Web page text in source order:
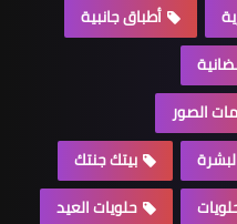
أطباق جانبية
الصور
بيتك جنتك
حلويات العيد